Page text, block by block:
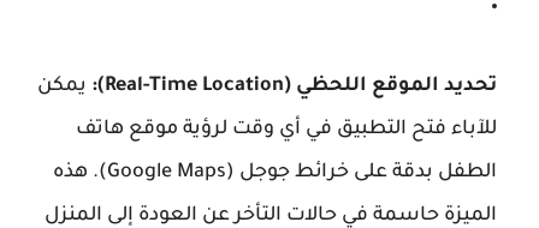
تحديد الموقع اللحظي (Real-Time Location):
يمكن
للآباء فتح التطبيق في أي وقت لرؤية موقع هاتف
الطفل بدقة على خرائط جوجل (Google Maps). هذه
الميزة حاسمة في حالات التأخر عن العودة إلى المنزل